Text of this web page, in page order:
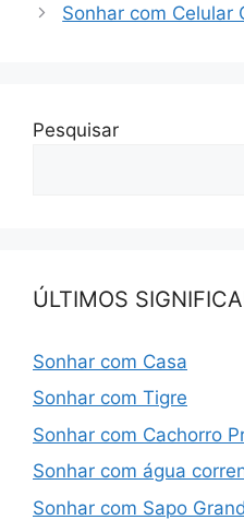
Sonhar com Celular
Pesquisar
ÚLTIMOS
Sonhar com Casa
Sonhar com Tigre
Sonhar com Cachorro
Sonhar com água
Sonhar com Sapo